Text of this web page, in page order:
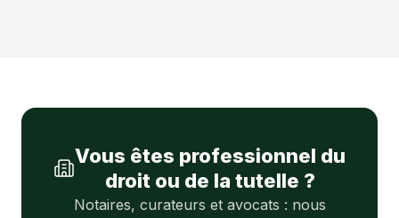
Vous êtes professionnel du
droit ou de la tutelle ?
Notaires, curateurs et avocats : nous